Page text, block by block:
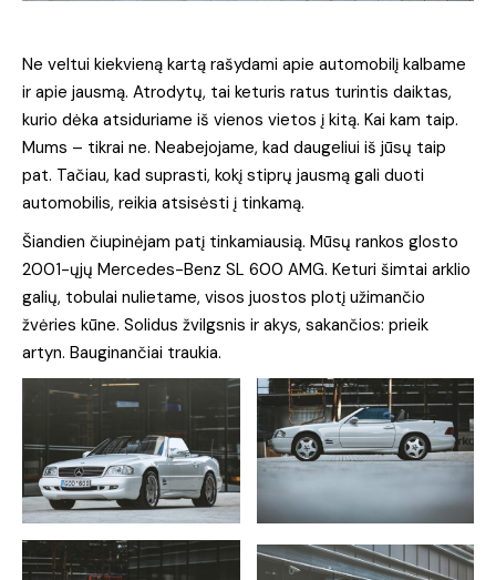
Ne veltui kiekvieną kartą rašydami apie automobilį kalbame
ir apie jausmą. Atrodytų, tai keturis ratus turintis daiktas,
kurio dėka atsiduriame iš vienos vietos į kitą. Kai kam taip.
Mums – tikrai ne. Neabejojame, kad daugeliui iš jūsų taip
pat. Tačiau, kad suprasti, kokį stiprų jausmą gali duoti
automobilis, reikia atsisėsti į tinkamą.
Šiandien čiupinėjam patį tinkamiausią. Mūsų rankos glosto
2001-ųjų Mercedes-Benz SL 600 AMG. Keturi šimtai arklio
galių, tobulai nulietame, visos juostos plotį užimančio
žvėries kūne. Solidus žvilgsnis ir akys, sakančios: prieik
artyn. Bauginančiai traukia.